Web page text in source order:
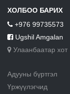
ХОЛБОО БАРИХ
+976 99735573
Ugshil Amgalan
Улаанбаатар хот
Адууны бүртгэл
Үржүүлэгчид